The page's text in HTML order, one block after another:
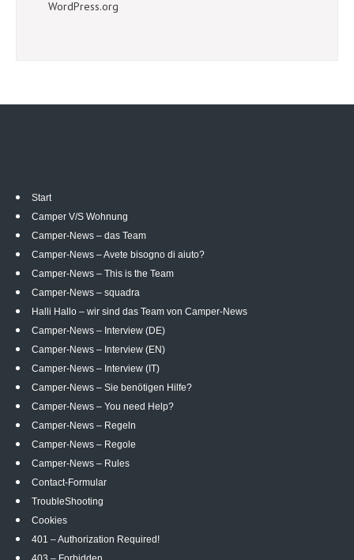
WordPress.org
Start
Camper V/S Wohnung
Camper-News – das Team
Camper-News – Avete bisogno di aiuto?
Camper-News – This is the Team
Camper-News – squadra
Halli Hallo – wir sind das Team von Camper-News
Camper-News – Interview (DE)
Camper-News – Interview (EN)
Camper-News – Interview (IT)
Camper-News – Sie benötigen Hilfe?
Camper-News – You need Help?
Camper-News – Regeln
Camper-News – Regole
Camper-News – Rules
Contact-Formular
TroubleShooting
Cookies
401 – Authorization Required!